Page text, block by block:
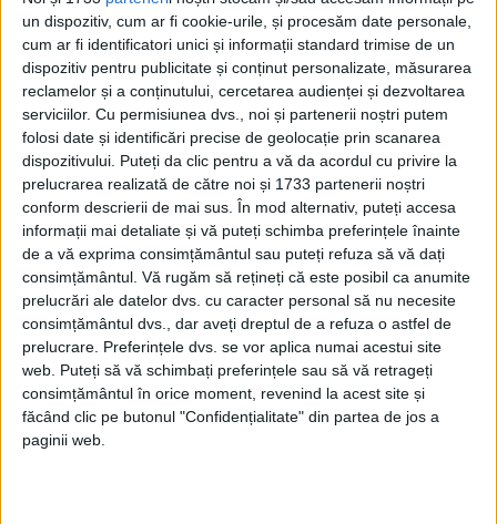
un dispozitiv, cum ar fi cookie-urile, și procesăm date personale,
cum ar fi identificatori unici și informații standard trimise de un
dispozitiv pentru publicitate și conținut personalizate, măsurarea
reclamelor și a conținutului, cercetarea audienței și dezvoltarea
serviciilor. Cu permisiunea dvs., noi și partenerii noștri putem
folosi date și identificări precise de geolocație prin scanarea
dispozitivului. Puteți da clic pentru a vă da acordul cu privire la
prelucrarea realizată de către noi și 1733 partenerii noștri
conform descrierii de mai sus. În mod alternativ, puteți accesa
informații mai detaliate și vă puteți schimba preferințele înainte
de a vă exprima consimțământul sau puteți refuza să vă dați
consimțământul. Vă rugăm să rețineți că este posibil ca anumite
prelucrări ale datelor dvs. cu caracter personal să nu necesite
consimțământul dvs., dar aveți dreptul de a refuza o astfel de
prelucrare. Preferințele dvs. se vor aplica numai acestui site
web. Puteți să vă schimbați preferințele sau să vă retrageți
consimțământul în orice moment, revenind la acest site și
făcând clic pe butonul "Confidențialitate" din partea de jos a
paginii web.
dacă aceştia ar fi sprijiniţi de preoţii
români, în deosebi de cei „şismatici”
(ortodocşi)
După ce lupta prin sabie a trebuit să